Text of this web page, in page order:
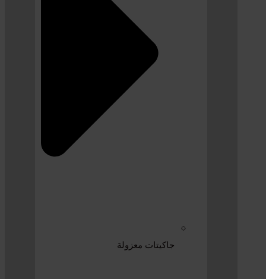
جاكيتات معزولة